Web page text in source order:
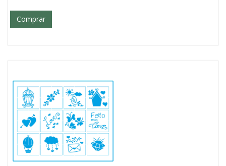
Comprar